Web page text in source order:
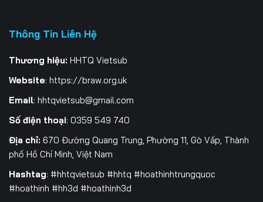
Thông Tin Liên Hệ
Thương hiệu: HHTQ Vietsub
Website: https://braw.org.uk
Email: hhtqvietsub@gmail.com
Số điện thoại: 0359 549 740
Địa chỉ: 670 Đường Quang Trung, Phường 11, Gò Vấp, Thành
phố Hồ Chí Minh, Việt Nam
Hashtag: #hhtqvietsub #hhtq #hoathinhtrungquoc
#hoathinh #hh3d #hoathinh3d